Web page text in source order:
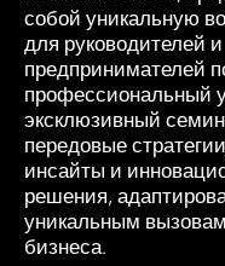
собой уникальную
для руководителей и
предпринимателей
профессиональный
эксклюзивный
передовые
инсайты и
решения,
уникальным
бизнеса.